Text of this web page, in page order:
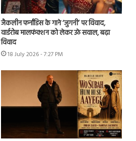
जैकलीन फर्नांडिस के गाने ‘जुगनी’ पर विवाद,
वार्डरोब मालफंक्शन को लेकर उठे सवाल, बढ़ा
विवाद
18 July 2026 - 7:27 PM